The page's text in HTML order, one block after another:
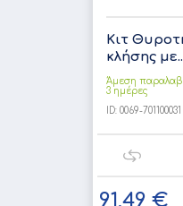
Κιτ
κλήσης
Άμεση
3 ημέρες
ID: 0069-701100031
91,49 €